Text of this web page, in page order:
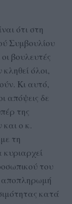
ότι στη
Συμβουλίου
βουλευτές
όλοι,
Κι αυτό,
απόψεις δε
της
ο κ.
τη
του
αποπληρωμή
κατά